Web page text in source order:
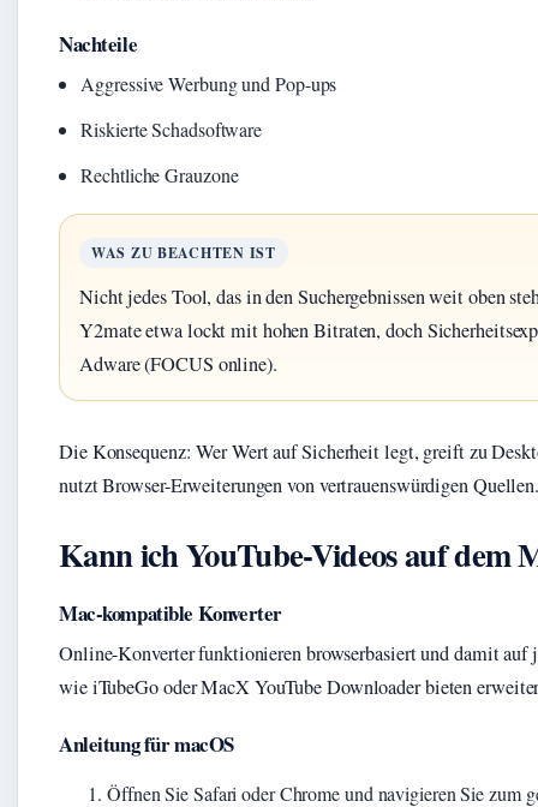
Nachteile
Aggressive Werbung und Pop-ups
Riskierte Schadsoftware
Rechtliche Grauzone
WAS ZU BEACHTEN IST
Nicht jedes Tool, das in den Suchergebnissen weit oben
Y2mate etwa lockt mit hohen Bitraten, doch
Adware (FOCUS online).
Die Konsequenz: Wer Wert auf Sicherheit legt, greift zu
nutzt Browser-Erweiterungen von vertrauenswürdigen
Kann ich YouTube-Videos auf dem
Mac-kompatible Konverter
Online-Konverter funktionieren browserbasiert und damit
wie iTubeGo oder MacX YouTube Downloader bieten
Anleitung für macOS
Öffnen Sie Safari oder Chrome und navigieren Sie zum